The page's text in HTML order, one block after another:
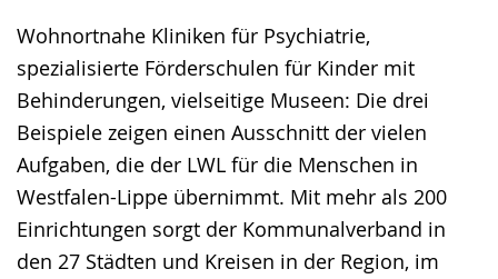
Wohnortnahe Kliniken für Psychiatrie,
spezialisierte Förderschulen für Kinder mit
Behinderungen, vielseitige Museen: Die drei
Beispiele zeigen einen Ausschnitt der vielen
Aufgaben, die der LWL für die Menschen in
Westfalen-Lippe übernimmt. Mit mehr als 200
Einrichtungen sorgt der Kommunalverband in
den 27 Städten und Kreisen in der Region, im
Gebärdensprache
wird
angezeigt.